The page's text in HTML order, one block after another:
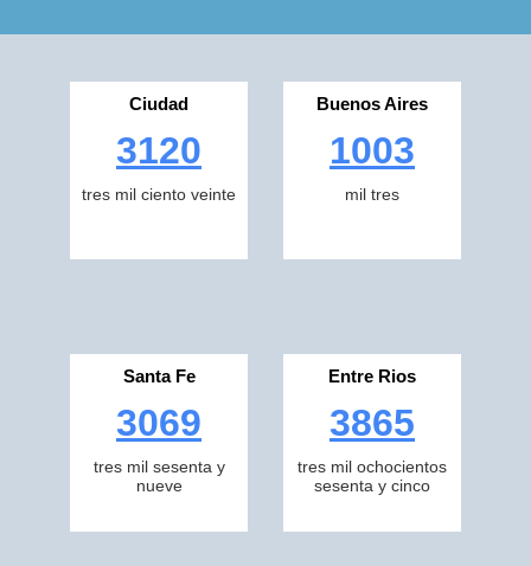
Ciudad
3120
tres mil ciento veinte
Buenos Aires
1003
mil tres
Santa Fe
3069
tres mil sesenta y
nueve
Entre Rios
3865
tres mil ochocientos
sesenta y cinco